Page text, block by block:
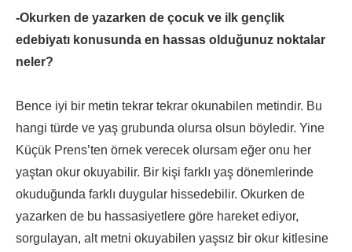
-Okurken de yazarken de çocuk ve ilk gençlik
edebiyatı konusunda en hassas olduğunuz noktalar
neler?
Bence iyi bir metin tekrar tekrar okunabilen metindir. Bu
hangi türde ve yaş grubunda olursa olsun böyledir. Yine
Küçük Prens’ten örnek verecek olursam eğer onu her
yaştan okur okuyabilir. Bir kişi farklı yaş dönemlerinde
okuduğunda farklı duygular hissedebilir. Okurken de
yazarken de bu hassasiyetlere göre hareket ediyor,
sorgulayan, alt metni okuyabilen yaşsız bir okur kitlesine